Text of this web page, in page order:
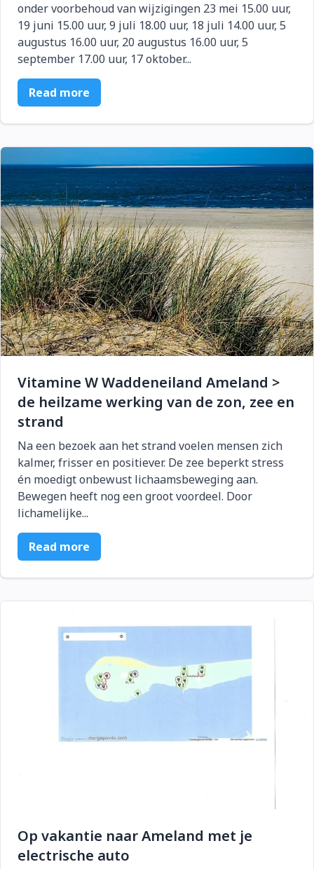
onder voorbehoud van wijzigingen 23 mei 15.00 uur,
19 juni 15.00 uur, 9 juli 18.00 uur, 18 juli 14.00 uur, 5
augustus 16.00 uur, 20 augustus 16.00 uur, 5
september 17.00 uur, 17 oktober...
Read more
Vitamine W Waddeneiland Ameland >
de heilzame werking van de zon, zee en
strand
Na een bezoek aan het strand voelen mensen zich
kalmer, frisser en positiever. De zee beperkt stress
én moedigt onbewust lichaamsbeweging aan.
Bewegen heeft nog een groot voordeel. Door
lichamelijke...
Read more
Op vakantie naar Ameland met je
electrische auto